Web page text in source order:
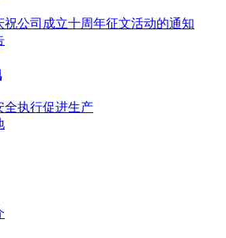
祝公司成立十周年征文活动的通知
全执行促进生产